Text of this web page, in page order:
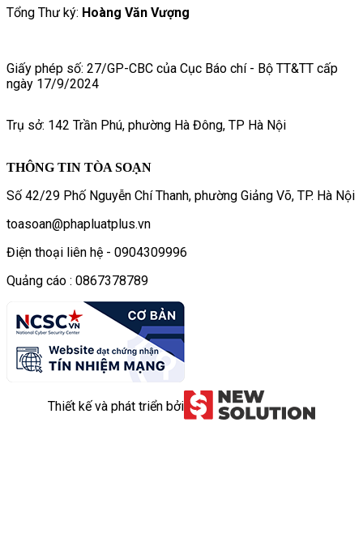
Tổng Thư ký: Hoàng Văn Vượng
Giấy phép số: 27/GP-CBC của Cục Báo chí - Bộ TT&TT cấp
ngày 17/9/2024
Trụ sở: 142 Trần Phú, phường Hà Đông, TP Hà Nội
THÔNG TIN TÒA SOẠN
Số 42/29 Phố Nguyễn Chí Thanh, phường Giảng Võ, TP. Hà Nội
toasoan@phapluatplus.vn
Điện thoại liên hệ - 0904309996
Quảng cáo : 0867378789
Thiết kế và phát triển bởi